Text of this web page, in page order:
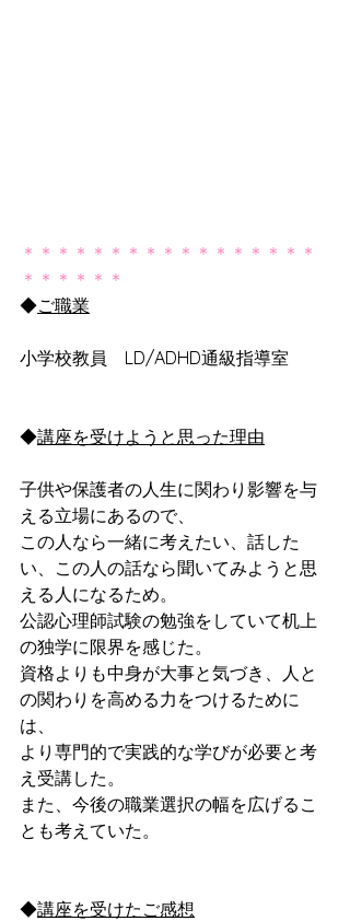
＊＊＊＊＊＊＊＊＊＊＊＊＊＊＊＊＊
＊＊＊＊＊＊
◆ご職業
小学校教員　LD/ADHD通級指導室
◆講座を受けようと思った理由
子供や保護者の人生に関わり影響を与
える立場にあるので、
この人なら一緒に考えたい、話した
い、この人の話なら聞いてみようと思
える人になるため。
公認心理師試験の勉強をしていて机上
の独学に限界を感じた。
資格よりも中身が大事と気づき、人と
の関わりを高める力をつけるために
は、
より専門的で実践的な学びが必要と考
え受講した。
また、今後の職業選択の幅を広げるこ
とも考えていた。
◆講座を受けたご感想